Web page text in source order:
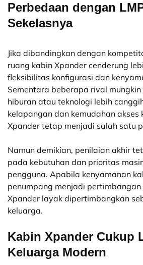
Perbedaan dengan
Sekelasnya
Jika dibandingkan dengan
ruang kabin Xpander cenderung
fleksibilitas konfigurasi dan
Sementara beberapa rival
hiburan atau teknologi lebih
kelapangan dan kemudahan akses
Xpander tetap menjadi salah satu
Namun demikian, penilaian akhir
pada kebutuhan dan prioritas
pengguna. Apabila kenyamanan
penumpang menjadi
Xpander layak dipertimbangkan
keluarga.
Kabin Xpander Cukup
Keluarga Modern